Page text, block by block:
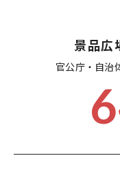
景品広
官公庁・自治